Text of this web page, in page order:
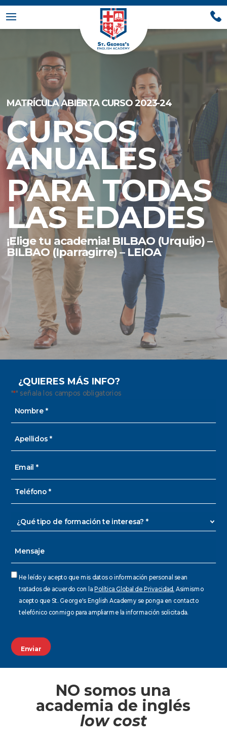
MATRÍCULA ABIERTA CURSO 2023-24
CURSOS
ANUALES
PARA TODAS
LAS EDADES
¡Elige tu academia! BILBAO (Urquijo) –
BILBAO (Iparragirre) – LEIOA
¿QUIERES MÁS INFO?
"*" señala los campos obligatorios
¿Qué
tipo
formación
te
interesa?
Consentimiento
He leído y acepto que mis datos o información personal sean
tratados de acuerdo con laPolítica Global de Privacidad. Asimismo
acepto que St. George's English Academy se ponga en contacto
telefónico conmigo para ampliarme la información solicitada.
NO somos una
academia de inglés
low cost